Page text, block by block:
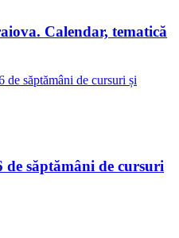
Calendar, tematică
de săptămâni de cursuri